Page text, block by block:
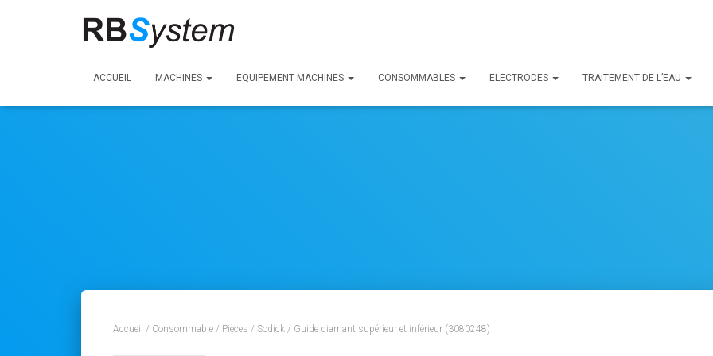
ACCUEIL MACHINES EQUIPEMENT MACHINES CONSOMMABLES ELECTRODES TRAITEMENT DE L’EAU
Accueil / Consommable / Pièces / Sodick / Guide diamant supérieur et inférieur (3080248)